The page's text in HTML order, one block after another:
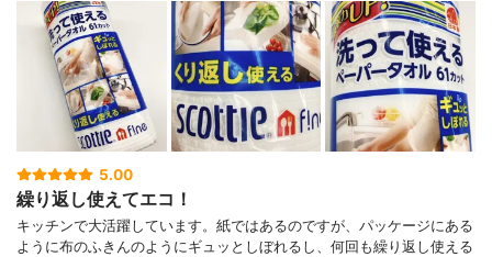
5.00
繰り返し使えてエコ！
キッチンで大活躍しています。紙ではあるのですが、パッケージにある
ように布のふきんのようにギュッとしぼれるし、何回も繰り返し使える